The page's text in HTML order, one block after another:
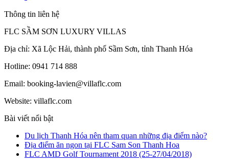
Thông tin liên hệ
FLC SẦM SƠN LUXURY VILLAS
Địa chỉ: Xã Lộc Hải, thành phố Sầm Sơn, tỉnh Thanh Hóa
Hotline: 0941 714 888
Email: booking-lavien@villaflc.com
Website: villaflc.com
Bài viết nổi bật
Du lịch Thanh Hóa nên tham quan những địa điểm nào?
Địa điểm ăn ngon tại FLC Sam Son Thanh Hoa
FLC AMD Golf Tournament 2018 (25-27/04/2018)